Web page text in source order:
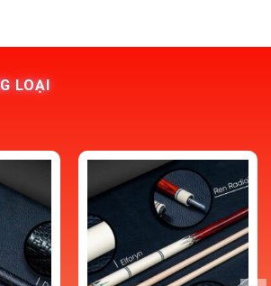
LOẠI